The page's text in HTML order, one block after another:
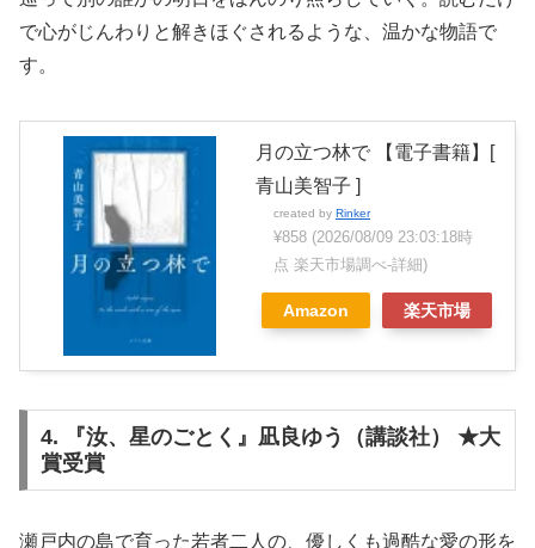
で心がじんわりと解きほぐされるような、温かな物語で
す。
月の立つ林で 【電子書籍】[
青山美智子 ]
created by Rinker
¥858 (2026/08/09 23:03:18時
点 楽天市場調べ-詳細)
Amazon 楽天市場
4. 『汝、星のごとく』凪良ゆう（講談社） ★大
賞受賞
瀬戸内の島で育った若者二人の、優しくも過酷な愛の形を